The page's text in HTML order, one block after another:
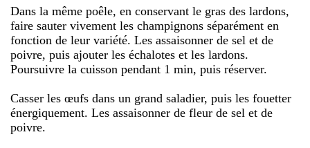
Dans la même poêle, en conservant le gras des lardons,
faire sauter vivement les champignons séparément en
fonction de leur variété. Les assaisonner de sel et de
poivre, puis ajouter les échalotes et les lardons.
Poursuivre la cuisson pendant 1 min, puis réserver.
Casser les œufs dans un grand saladier, puis les fouetter
énergiquement. Les assaisonner de fleur de sel et de
poivre.